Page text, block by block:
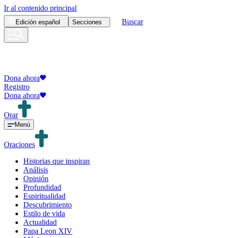
Ir al contenido principal
Edición español Secciones Buscar
Dona ahora
Registro
Dona ahora
Orar
Menú
Oraciones
Historias que inspiran
Análisis
Opinión
Profundidad
Espiritualidad
Descubrimiento
Estilo de vida
Actualidad
Papa Leon XIV